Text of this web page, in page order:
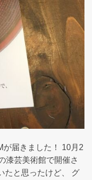
が届きました！ 10月2
漆芸美術館で開催さ
たと思ったけど、 グ